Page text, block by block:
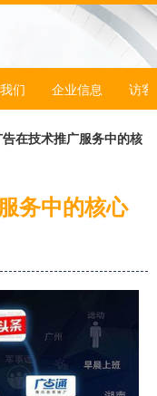
们 企业信息 访客
在技术推广服务中的核
务中的核心